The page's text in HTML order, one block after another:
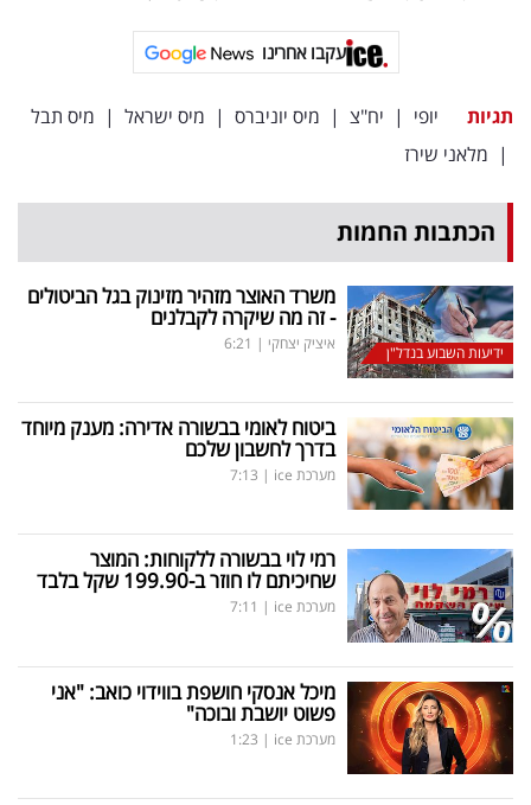
עקבו אחרינו
תגיות יופי | יח"צ | מיס יוניברס | מיס ישראל | מיס תבל
| מלאני שירז
הכתבות החמות
ידיעות השבוע בנדל"ן
משרד האוצר מזהיר מזינוק בגל הביטולים
- זה מה שיקרה לקבלנים
איציק יצחקי |
6:21
ביטוח לאומי בבשורה אדירה: מענק מיוחד
בדרך לחשבון שלכם
מערכת ice |
7:13
רמי לוי בבשורה ללקוחות: המוצר
שחיכיתם לו חוזר ב-199.90 שקל בלבד
מערכת ice |
7:11
מיכל אנסקי חושפת בווידוי כואב: "אני
פשוט יושבת ובוכה"
מערכת ice |
1:23